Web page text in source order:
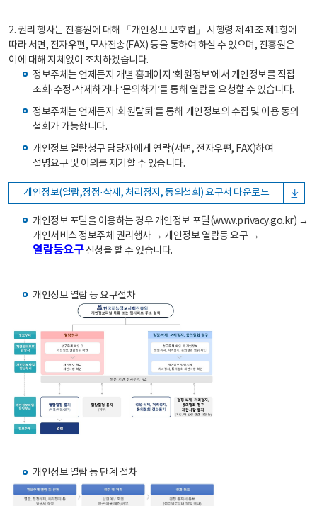
2. 권리 행사는 진흥원에 대해 「개인정보 보호법」 시행령 제41조 제1항에
따라 서면, 전자우편, 모사전송(FAX) 등을 통하여 하실 수 있으며, 진흥원은
이에 대해 지체없이 조치하겠습니다.
정보주체는 언제든지 개별 홈페이지 ‘회원정보’에서 개인정보를 직접
조회·수정·삭제하거나 ‘문의하기’를 통해 열람을 요청할 수 있습니다.
정보주체는 언제든지 ‘회원탈퇴’를 통해 개인정보의 수집 및 이용 동의
철회가 가능합니다.
개인정보 열람청구 담당자에게 연락(서면, 전자우편, FAX)하여
설명요구 및 이의를 제기할 수 있습니다.
개인정보(열람,정정·삭제, 처리정지, 동의철회) 요구서 다운로드
개인정보 포털을 이용하는 경우 개인정보 포털(www.privacy.go.kr) →
개인서비스 정보주체 권리행사 → 개인정보 열람등 요구 →
열람등요구신청을 할 수 있습니다.
개인정보 열람 등 요구절차
개인정보 열람 등 단계 절차